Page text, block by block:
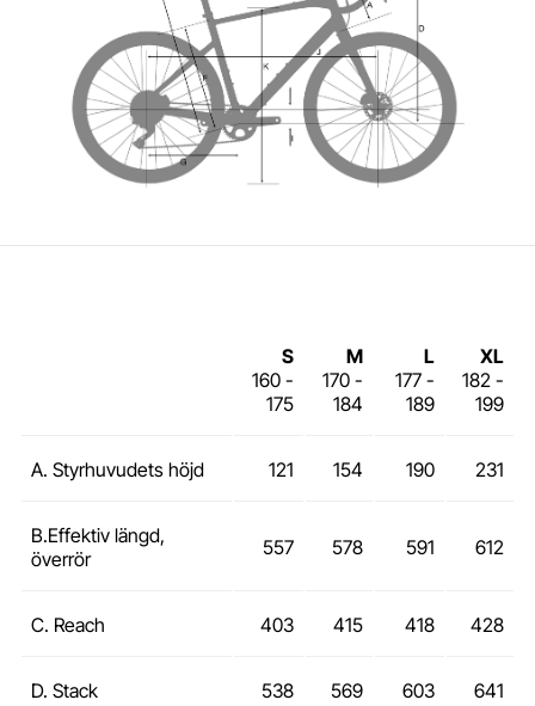
S
160 -
175
M
170 -
184
L
177 -
189
XL
182 -
199
A. Styrhuvudets höjd 121 154 190 231
B.Effektiv längd,
överrör
557 578 591 612
C. Reach 403 415 418 428
D. Stack 538 569 603 641